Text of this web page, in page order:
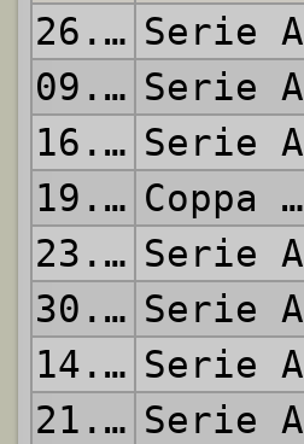
26.08.2001 Serie A
09.09.2001 Serie A
16.09.2001 Serie A
19.09.2001
Coppa Italia
23.09.2001 Serie A
30.09.2001 Serie A
14.10.2001 Serie A
21.10.2001 Serie A